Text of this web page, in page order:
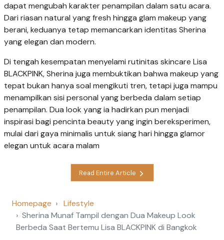
dapat mengubah karakter penampilan dalam satu acara.
Dari riasan natural yang fresh hingga glam makeup yang
berani, keduanya tetap memancarkan identitas Sherina
yang elegan dan modern.
Di tengah kesempatan menyelami rutinitas skincare Lisa
BLACKPINK, Sherina juga membuktikan bahwa makeup yang
tepat bukan hanya soal mengikuti tren, tetapi juga mampu
menampilkan sisi personal yang berbeda dalam setiap
penampilan. Dua look yang ia hadirkan pun menjadi
inspirasi bagi pencinta beauty yang ingin bereksperimen,
mulai dari gaya minimalis untuk siang hari hingga glamor
elegan untuk acara malam
Read Entire Article
Homepage
Lifestyle
Sherina Munaf Tampil dengan Dua Makeup Look
Berbeda Saat Bertemu Lisa BLACKPINK di Bangkok